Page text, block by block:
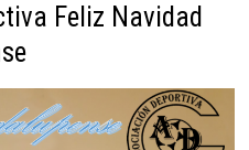
Feliz Navidad